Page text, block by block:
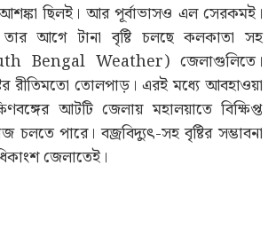
আশঙ্কা ছিলই। আর পূর্বাভাসও এল সেরকমই।
তার আগে টানা বৃষ্টি চলছে কলকাতা সহ
Bengal Weather) জেলাগুলিতে।
রীতিমতো তোলপাড়। এরই মধ্যে আবহাওয়া
আটটি জেলায় মহালয়াতে বিক্ষিপ্ত
পারে। বজ্রবিদ্যুৎ-সহ বৃষ্টির সম্ভাবনা
জেলাতেই।